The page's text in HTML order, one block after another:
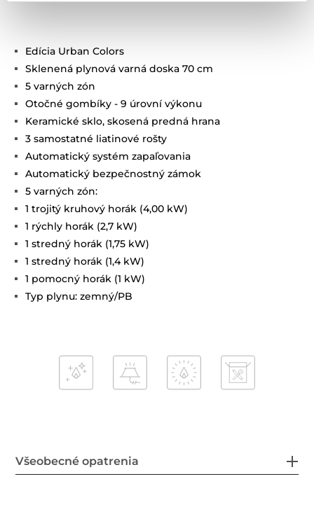
Edícia Urban Colors
Sklenená plynová varná doska 70 cm
5 varných zón
Otočné gombíky - 9 úrovní výkonu
Keramické sklo, skosená predná hrana
3 samostatné liatinové rošty
Automatický systém zapaľovania
Automatický bezpečnostný zámok
5 varných zón:
1 trojitý kruhový horák (4,00 kW)
1 rýchly horák (2,7 kW)
1 stredný horák (1,75 kW)
1 stredný horák (1,4 kW)
1 pomocný horák (1 kW)
Typ plynu: zemný/PB
Všeobecné opatrenia